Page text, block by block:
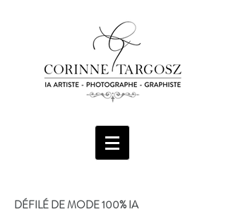
DÉFILÉ DE MODE 100% IA